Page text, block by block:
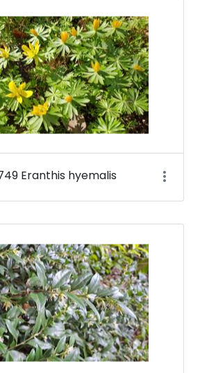
Eranthis hyemalis